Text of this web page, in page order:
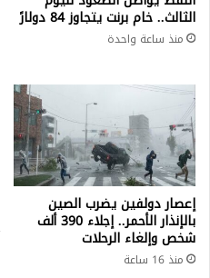
الثالث.. خام برنت يتجاوز 84 دولارً
منذ ساعة واحدة
إعصار دولفين يضرب الصين
بالإنذار الأحمر.. إجلاء 390 ألف
شخص وإلغاء الرحلات
منذ 16 ساعة